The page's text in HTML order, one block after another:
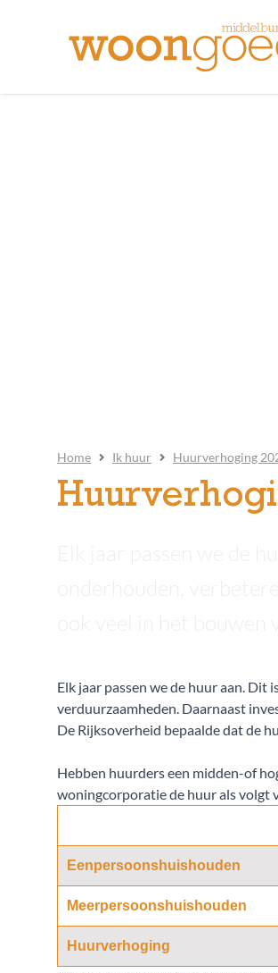
Home Ik huur Huurverhoging
Elk jaar passen we de huur aan.
verduurzaamheden. Daarnaast
De Rijksoverheid bepaalde dat de
Hebben huurders een midden-of
woningcorporatie de huur als volgt
Eenpersoonshuishouden
Meerpersoonshuishouden
Huurverhoging